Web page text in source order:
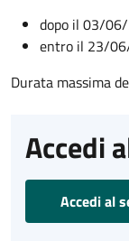
dopo il 03/
entro il 23/
Durata massima
Accedi
Accedi al